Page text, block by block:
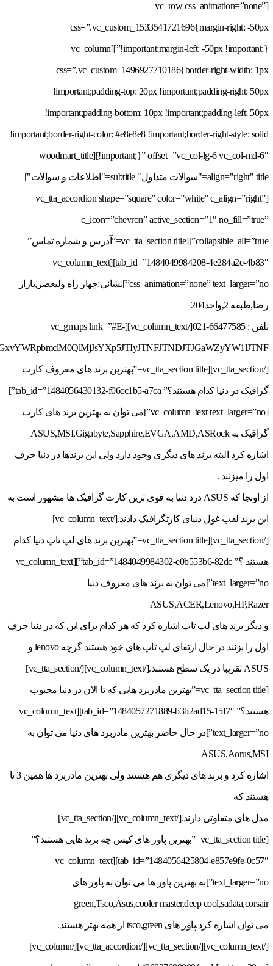
[vc_row css_animation=”none”
css=”.vc_custom_1533541721696{margin-right: -50px
!important;margin-left: -50px !important;}”][vc_column
css=”.vc_custom_1496927710186{border-right-width: 1px
!important;padding-top: 20px !important;padding-right: 50px
!important;padding-bottom: 10px !important;padding-left: 50px
!important;border-right-color: #e8e8e8 !important;border-right-style: solid
!important;}” offset=”vc_col-lg-6 vc_col-md-6″][woodmart_title
align="right" title="سوالات متداول" subtitle="اطلاعات و سوالات"]
[vc_tta_accordion shape=”square” color=”white” c_align=”right”
c_icon=”chevron” active_section=”1″ no_fill=”true”
collapsible_all=”true”][vc_tta_section title=”آدرس و شماره تماس”
tab_id=”1484049984208-4e284a2e-4b83″][vc_column_text
css_animation=”none” text_larger=”no”]نشانی:چهار راه ولیعصر,بازار
رضا,طبقه 2,واحد204
تلفن : 66477585-021[/vc_column_text][vc_gmaps link=”#E-
[/vc_tta_section][vc_tta_section title=”بهترین برند های معروف کارت
گرافیک در دنیا کدام هستند؟” tab_id=”1484056430132-f06cc1b5-a7ca”]
[vc_column_text text_larger=”no”]می توان به بهترین برند های کارت
گرافیک به ASUS,MSI,Gigabyte,Sapphire,EVGA,AMD,ASRock
اشاره کرد البته برند های دیگری وجود دارد ولی این برندها در دنیا حرف
اول را میزنند .
از اونجا که ASUS درد دنیا به قوی ترین کارت گرافیک ها مشهور است به
این برند لقب غول دنیای کارتگرافیک دادند.[/vc_column_text]
[/vc_tta_section][vc_tta_section title=”بهترین برند های لپ تاپ دنیا کدام
هستند ؟” tab_id=”1484049984302-e0b553b6-82dc”][vc_column_text
text_larger=”no”]می توان به برند های معروف دنیا
ASUS,ACER,Lenovo,HP,Razer
و دیگر برند های لپ تاپ اشاره کرد که هر کدام برای این که در دنیا حرف
اول را بزنند در حال ارتقای لپ تاپ های خود هستند گرچه lenovo و
ASUS تقریبا در یک سطح هستند.[/vc_column_text][/vc_tta_section]
[vc_tta_section title=”بهترین مادربرد هایی که تا الان در دنیا محبوب
هستند؟” tab_id=”1484057271889-b3b2ad15-15f7″][vc_column_text
text_larger=”no”]در حال حاضر بهترین مادربرد های دنیا می توان به
ASUS,Aorus,MSI
اشاره کرد و برند های دیگری هم هستند ولی بهترین مادربرد ها همین 3 تا
هستند که
مدل های متفاوتی دارند.[/vc_column_text][/vc_tta_section]
[vc_tta_section title=”بهترین پاور های کیس چه برند هایی هستند؟”
tab_id=”1484056425804-e857e9fe-0c57″][vc_column_text
text_larger=”no”]به بهترین پاور ها می توان به پاور های
green,Tsco,Asus,cooler master,deep cool,sadata,corsair
می توان اشاره کرد.پاور های tsco,green از همه بهتر هستند.
[/vc_column_text][/vc_tta_section][/vc_tta_accordion][/vc_column]